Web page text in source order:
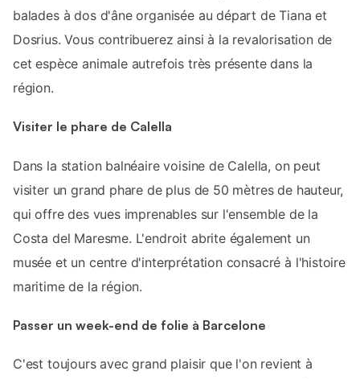
balades à dos d'âne organisée au départ de Tiana et
Dosrius. Vous contribuerez ainsi à la revalorisation de
cet espèce animale autrefois très présente dans la
région.
Visiter le phare de Calella
Dans la station balnéaire voisine de Calella, on peut
visiter un grand phare de plus de 50 mètres de hauteur,
qui offre des vues imprenables sur l'ensemble de la
Costa del Maresme. L'endroit abrite également un
musée et un centre d'interprétation consacré à l'histoire
maritime de la région.
Passer un week-end de folie à Barcelone
C'est toujours avec grand plaisir que l'on revient à